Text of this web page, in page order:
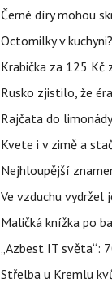
Černé díry mohou
Octomilky v
Krabička za 125 Kč
Rusko zjistilo, že
Rajčata do
Kvete i v zimě a
Nejhloupější
Ve vzduchu
Maličká knížka po
„Azbest IT světa“:
Střelba u Kremlu